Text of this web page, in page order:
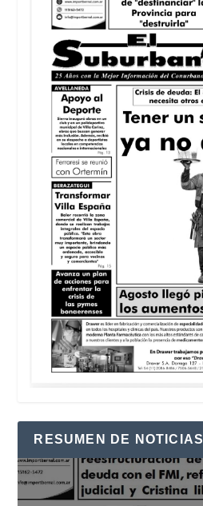
RESUMEN DE NOTICIAS
Reproductor
de
vídeo